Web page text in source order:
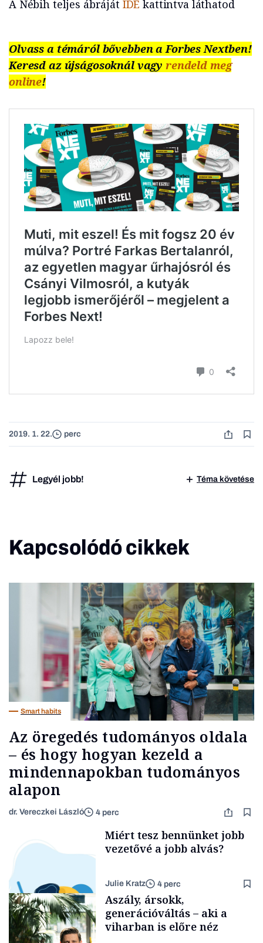
A Nébih teljes ábráját IDE kattintva láthatod
Olvass a témáról bővebben a Forbes Nextben!
Keresd az újságosoknál vagy rendeld meg
online!
2019. 1. 22. perc
Legyél jobb! Téma követése
Kapcsolódó cikkek
Smart habits
Az öregedés tudományos oldala
– és hogy hogyan kezeld a
mindennapokban tudományos
alapon
dr. Vereczkei László 4 perc
Miért tesz bennünket jobb
vezetővé a jobb alvás?
Julie Kratz 4 perc
Aszály, ársokk,
generációváltás – aki a
viharban is előre néz